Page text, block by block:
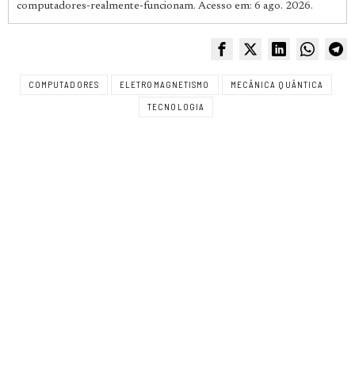
computadores-realmente-funcionam. Acesso em: 6 ago. 2026.
COMPUTADORES ELETROMAGNETISMO MECÂNICA QUÂNTICA
TECNOLOGIA